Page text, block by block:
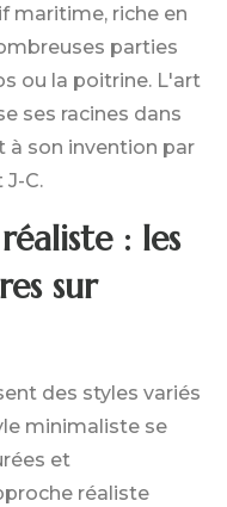
maritime, riche en
parties
ou la poitrine. L'art
ses racines dans
son invention par
J-C.
: les
sur
des styles variés
minimaliste se
et
réaliste